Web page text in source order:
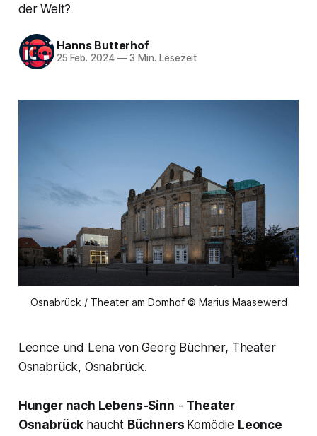
der Welt?
Hanns Butterhof
25 Feb. 2024 —3 Min. Lesezeit
Osnabrück / Theater am Domhof © Marius Maasewerd
Leonce und Lena von Georg Büchner, Theater
Osnabrück, Osnabrück.
Hunger nach Lebens-Sinn - Theater
Osnabrück haucht Büchners Komödie Leonce